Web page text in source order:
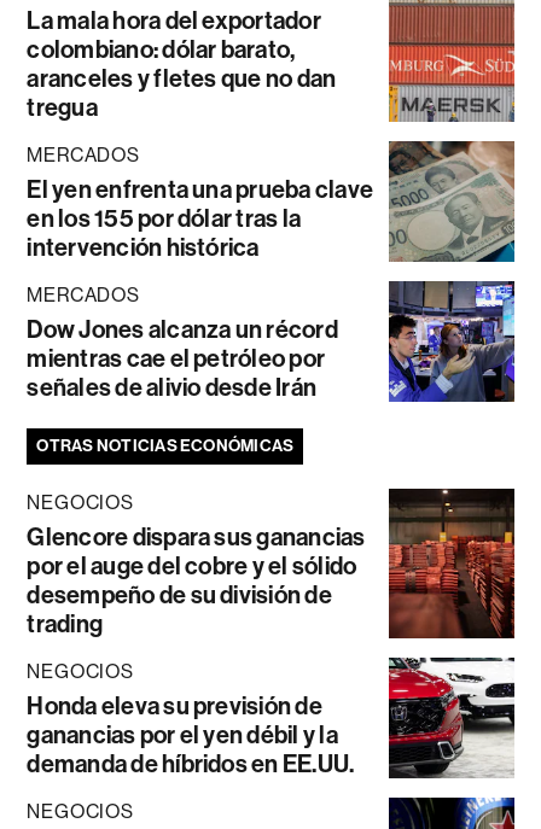
La mala hora del exportador
colombiano: dólar barato,
aranceles y fletes que no dan
tregua
MERCADOS
El yen enfrenta una prueba clave
en los 155 por dólar tras la
intervención histórica
MERCADOS
Dow Jones alcanza un récord
mientras cae el petróleo por
señales de alivio desde Irán
OTRAS NOTICIAS ECONÓMICAS
NEGOCIOS
Glencore dispara sus ganancias
por el auge del cobre y el sólido
desempeño de su división de
trading
NEGOCIOS
Honda eleva su previsión de
ganancias por el yen débil y la
demanda de híbridos en EE.UU.
NEGOCIOS